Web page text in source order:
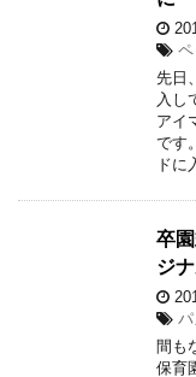
ペ
先日
入し
アイ
です
ドに
卒
ジ
間も
保育